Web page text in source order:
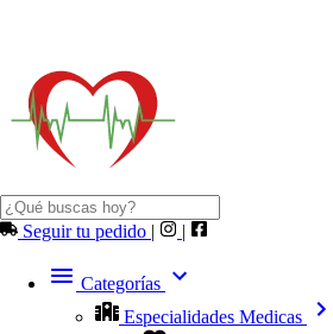
Seguir tu pedido | |
Categorías
Especialidades Medicas